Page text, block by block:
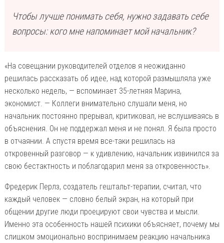
Чтобы лучше понимать себя, нужно задавать себе
вопросы: кого мне напоминает мой начальник?
«На совещании руководителей отделов я неожиданно
решилась рассказать об идее, над которой размышляла уже
несколько недель, — вспоминает 35-летняя Марина,
экономист. — Коллеги внимательно слушали меня, но
начальник постоянно прерывал, критиковал, не вслушиваясь в
объяснения. Он не поддержал меня и не понял. Я была просто
в отчаянии. А спустя время все-таки решилась на
откровенный разговор — к удивлению, начальник извинился за
свою бестактность и поблагодарил меня за откровенность».
Фредерик Перлз, создатель гештальт-терапии, считал, что
каждый человек — словно белый экран, на который при
общении другие люди проецируют свои чувства и мысли.
Именно эта особенность нашей психики объясняет, почему мы
слишком эмоционально воспринимаем реакцию начальника